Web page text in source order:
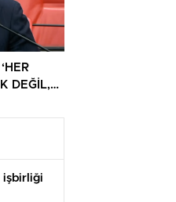
DEĞİL,
işbirliği